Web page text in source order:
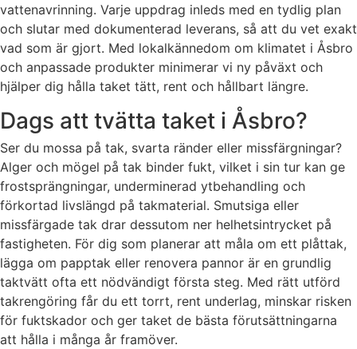
vattenavrinning. Varje uppdrag inleds med en tydlig plan
och slutar med dokumenterad leverans, så att du vet exakt
vad som är gjort. Med lokalkännedom om klimatet i Åsbro
och anpassade produkter minimerar vi ny påväxt och
hjälper dig hålla taket tätt, rent och hållbart längre.
Dags att tvätta taket i Åsbro?
Ser du mossa på tak, svarta ränder eller missfärgningar?
Alger och mögel på tak binder fukt, vilket i sin tur kan ge
frostsprängningar, underminerad ytbehandling och
förkortad livslängd på takmaterial. Smutsiga eller
missfärgade tak drar dessutom ner helhetsintrycket på
fastigheten. För dig som planerar att måla om ett plåttak,
lägga om papptak eller renovera pannor är en grundlig
taktvätt ofta ett nödvändigt första steg. Med rätt utförd
takrengöring får du ett torrt, rent underlag, minskar risken
för fuktskador och ger taket de bästa förutsättningarna
att hålla i många år framöver.